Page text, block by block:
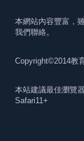
本網站內容豐富，
我們聯絡。
Copyright©2014教
本站建議最佳瀏覽
Safari11+